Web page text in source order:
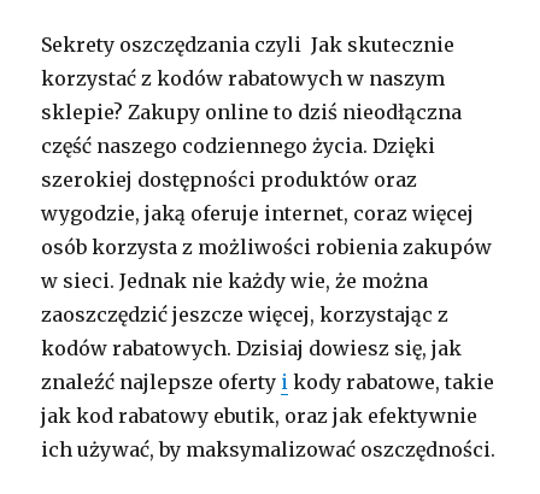
Sekrety oszczędzania czyli Jak skutecznie
korzystać z kodów rabatowych w naszym
sklepie? Zakupy online to dziś nieodłączna
część naszego codziennego życia. Dzięki
szerokiej dostępności produktów oraz
wygodzie, jaką oferuje internet, coraz więcej
osób korzysta z możliwości robienia zakupów
w sieci. Jednak nie każdy wie, że można
zaoszczędzić jeszcze więcej, korzystając z
kodów rabatowych. Dzisiaj dowiesz się, jak
znaleźć najlepsze oferty i kody rabatowe, takie
jak kod rabatowy ebutik, oraz jak efektywnie
ich używać, by maksymalizować oszczędności.